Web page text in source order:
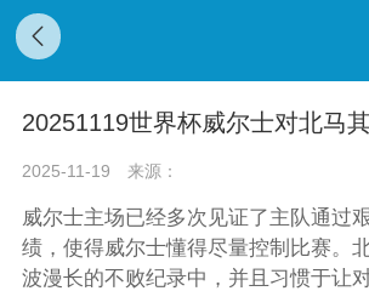
20251119世界杯威尔士对北马
2025-11-19 来源：
威尔士主场已经多次见证了主队通过
绩，使得威尔士懂得尽量控制比赛。
波漫长的不败纪录中，并且习惯于让